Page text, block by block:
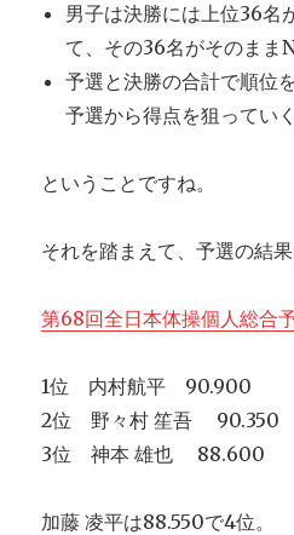
男子は決勝には上位36名
て、その36名がそのまま
予選と決勝の合計で順位
予選から得点を狙ってい
ということですね。
それを踏まえて、予選の結果
第68回全日本体操個人総合
1位 内村航平 90.900
2位 野々村 笙吾 90.350
3位 神本 雄也 88.600
加藤 凌平は88.550で4位。